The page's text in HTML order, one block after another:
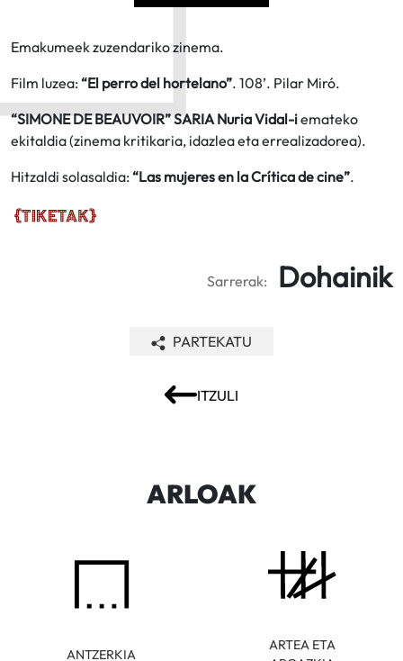
Emakumeek zuzendariko zinema.
Film luzea: “El perro del hortelano”. 108’. Pilar Miró.
“SIMONE DE BEAUVOIR” SARIA Nuria Vidal-iemateko
ekitaldia (zinema kritikaria, idazlea eta errealizadorea).
Hitzaldi solasaldia: “Las mujeres en la Crítica de cine”.
Sarrerak: Dohainik
ITZULI
PARTEKATU
ARLOAK
ANTZERKIA
ARTEA ETA